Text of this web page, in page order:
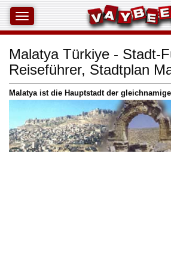
Malatya Türkiye - Stadt-
Reiseführer, Stadtplan
Malatya ist die Hauptstadt der